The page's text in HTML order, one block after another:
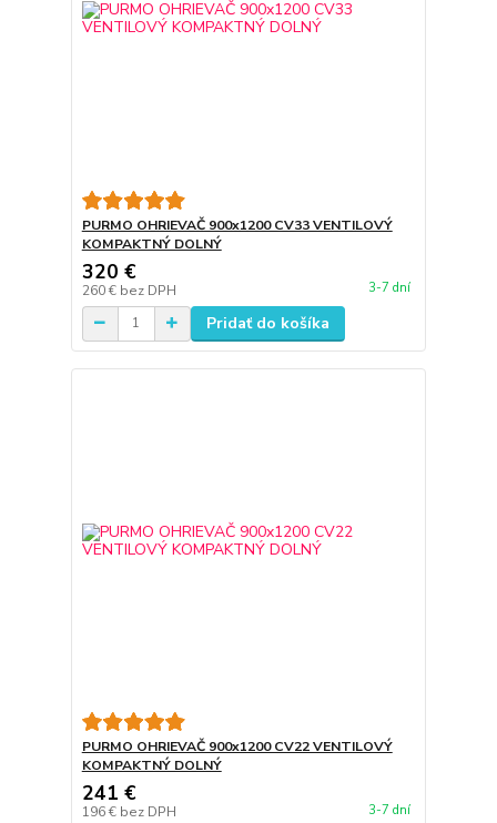
PURMO OHRIEVAČ 900x1200 CV33 VENTILOVÝ
KOMPAKTNÝ DOLNÝ
320 €
260 € bez DPH 3-7 dní
Pridať do košíka
PURMO OHRIEVAČ 900x1200 CV22 VENTILOVÝ
KOMPAKTNÝ DOLNÝ
241 €
196 € bez DPH 3-7 dní